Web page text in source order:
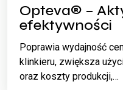
Opteva® –
efektywności
Poprawia wydajność
klinkieru, zwiększa
oraz koszty produkcji,…